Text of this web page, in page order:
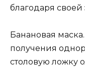
благодаря
Банановая
получения
столовую ложку